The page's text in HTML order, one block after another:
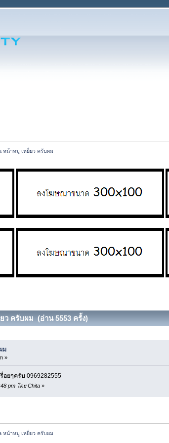
หน้าหมู เหยี่ยว ครับผม
ว ครับผม (อ่าน 5553 ครั้ง)
ม
»
อยๆครับ 0969282555
pm โดย Chita»
หน้าหมู เหยี่ยว ครับผม